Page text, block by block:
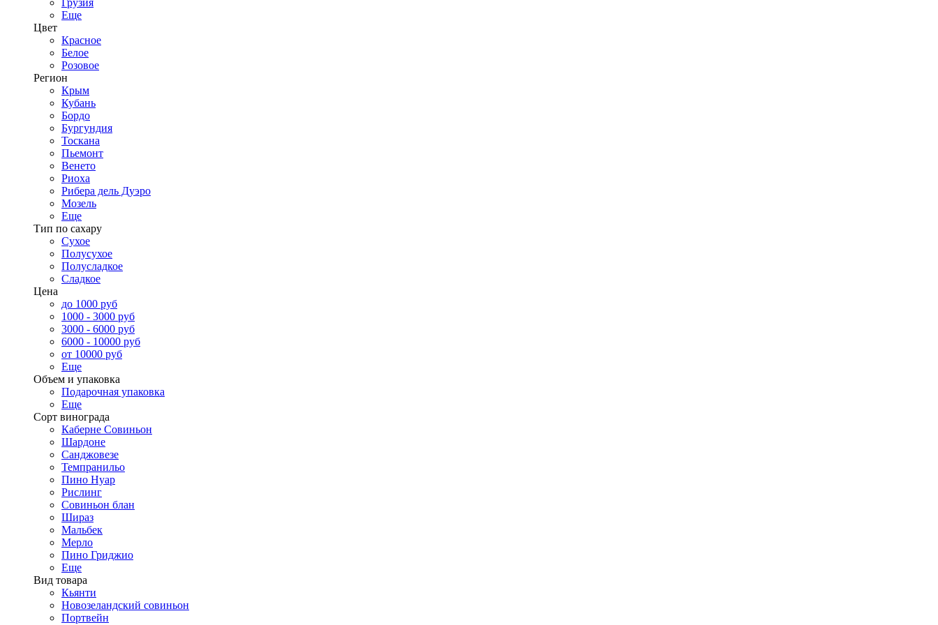
Грузия
Еще
Цвет
Красное
Белое
Розовое
Регион
Крым
Кубань
Бордо
Бургундия
Тоскана
Пьемонт
Венето
Риоха
Рибера дель Дуэро
Мозель
Еще
Тип по сахару
Сухое
Полусухое
Полусладкое
Сладкое
Цена
до 1000 руб
1000 - 3000 руб
3000 - 6000 руб
6000 - 10000 руб
от 10000 руб
Еще
Объем и упаковка
Подарочная упаковка
Еще
Сорт винограда
Каберне Совиньон
Шардоне
Санджовезе
Темпранильо
Пино Нуар
Рислинг
Совиньон блан
Шираз
Мальбек
Мерло
Пино Гриджио
Еще
Вид товара
Кьянти
Новозеландский совиньон
Портвейн